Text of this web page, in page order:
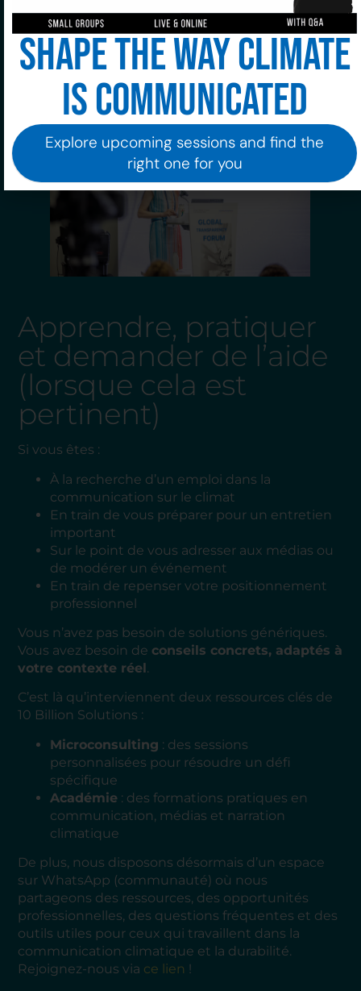
La modération est, en soi, une forme avancée de
communication stratégique, en particulier dans
les contextes internationaux et multi-acteurs.
Apprendre, pratiquer
et demander de l’aide
(lorsque cela est
pertinent)
Si vous êtes :
À la recherche d’un emploi dans la
communication sur le climat
En train de vous préparer pour un entretien
important
Sur le point de vous adresser aux médias ou
de modérer un événement
En train de repenser votre positionnement
professionnel
Vous n’avez pas besoin de solutions génériques.
Vous avez besoin de conseils concrets, adaptés à
votre contexte réel.
C’est là qu’interviennent deux ressources clés de
10 Billion Solutions :
Microconsulting : des sessions
personnalisées pour résoudre un défi
spécifique
Académie : des formations pratiques en
communication, médias et narration
climatique
De plus, nous disposons désormais d’un espace
sur WhatsApp (communauté) où nous
partageons des ressources, des opportunités
professionnelles, des questions fréquentes et des
outils utiles pour ceux qui travaillent dans la
communication climatique et la durabilité.
Rejoignez-nous via ce lien !
Shape the way climate
is communicated
Explore upcoming sessions and find the
right one for you